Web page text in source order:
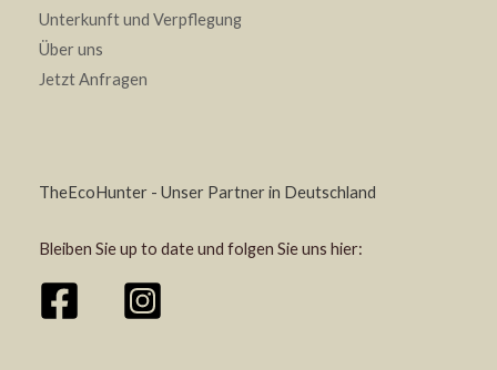
Unterkunft und Verpflegung
Über uns
Jetzt Anfragen
TheEcoHunter - Unser Partner in Deutschland
Bleiben Sie up to date und folgen Sie uns hier: